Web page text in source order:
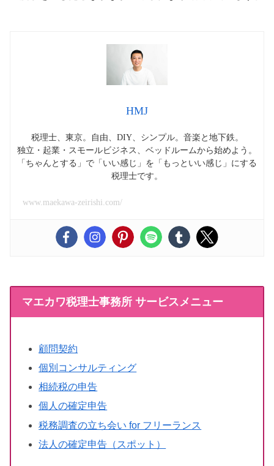
HMJ
税理士、東京。自由、DIY、シンプル。音楽と地下鉄。
独立・起業・スモールビジネス、ベッドルームから始めよう。
「ちゃんとする」で「いい感じ」を「もっといい感じ」にする
税理士です。
www.maekawa-zeirishi.com/
マエカワ税理士事務所 サービスメニュー
顧問契約
個別コンサルティング
相続税の申告
個人の確定申告
税務調査の立ち会い for フリーランス
法人の確定申告（スポット）